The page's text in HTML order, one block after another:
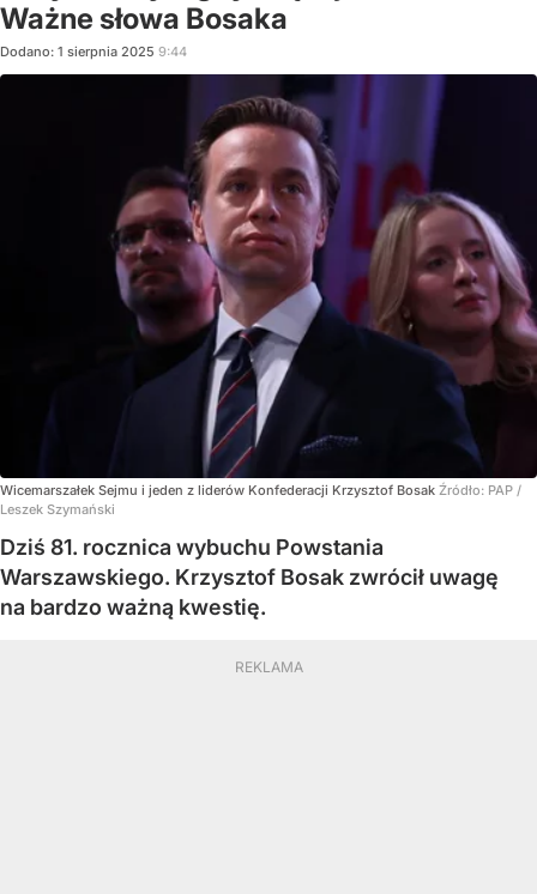
Ważne słowa Bosaka
Dodano: 1 sierpnia 2025 9:44
Wicemarszałek Sejmu i jeden z liderów Konfederacji Krzysztof Bosak Źródło: PAP /
Leszek Szymański
Dziś 81. rocznica wybuchu Powstania
Warszawskiego. Krzysztof Bosak zwrócił uwagę
na bardzo ważną kwestię.